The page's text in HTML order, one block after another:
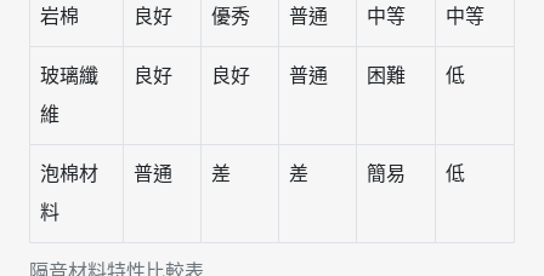
隔音材料特性比較表
岩棉 良好 優秀 普通 中等 中等
玻璃纖
維
良好 良好 普通 困難 低
泡棉材
料
普通 差 差 簡易 低